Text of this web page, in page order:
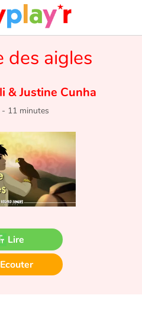
des aigles
&Justine Cunha
11 minutes
Lire
Ecouter